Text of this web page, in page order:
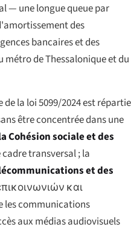
— une longue queue par
des
bancaires et des
de Thessalonique et du
la loi 5099/2024 est répartie
être concentrée dans une
Cohésion sociale et des
transversal ; la
et des
και
les communications
aux médias audiovisuels